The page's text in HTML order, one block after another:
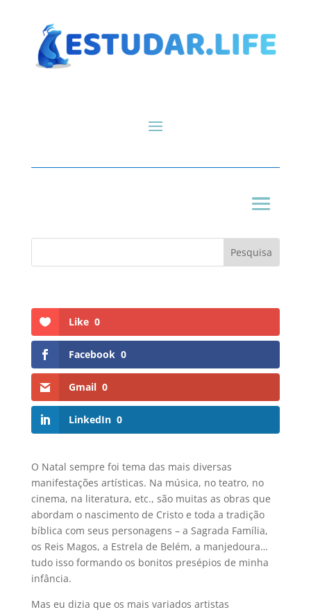
Like 0
Facebook 0
Gmail 0
LinkedIn 0
O Natal sempre foi tema das mais diversas
manifestações artísticas. Na música, no teatro, no
cinema, na literatura, etc., são muitas as obras que
abordam o nascimento de Cristo e toda a tradição
bíblica com seus personagens – a Sagrada Família,
os Reis Magos, a Estrela de Belém, a manjedoura…
tudo isso formando os bonitos presépios de minha
infância.
Mas eu dizia que os mais variados artistas